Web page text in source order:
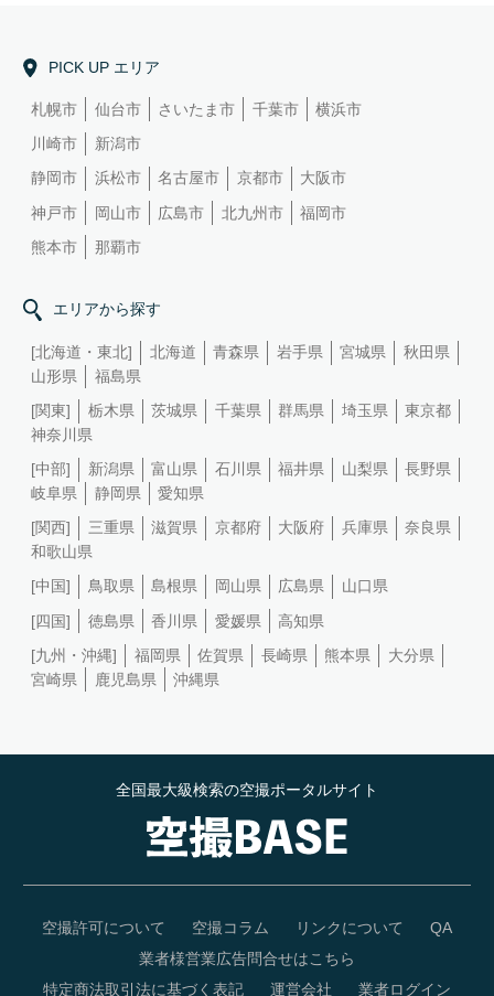
PICK UP エリア
札幌市 仙台市 さいたま市 千葉市
横浜市
川崎市
新潟市
静岡市
浜松市 名古屋市 京都市
大阪市
神戸市
岡山市 広島市 北九州市
福岡市
熊本市
那覇市
エリアから探す
[北海道・東北] 北海道 青森県 岩手県 宮城県
秋田県
山形県
福島県
[関東]
栃木県 茨城県 千葉県 群馬県 埼玉県
東京都
神奈川県
[中部]
新潟県 富山県 石川県 福井県 山梨県
長野県
岐阜県
静岡県
愛知県
[関西]
三重県 滋賀県 京都府 大阪府 兵庫県
奈良県
和歌山県
[中国]
鳥取県 島根県 岡山県 広島県
山口県
[四国]
徳島県 香川県 愛媛県
高知県
[九州・沖縄]
福岡県 佐賀県 長崎県 熊本県
大分県
宮崎県
鹿児島県 沖縄県
全国最大級検索の空撮ポータルサイト
空撮許可について 空撮コラム リンクについて
QA
業者様営業広告問合せはこちら
特定商法取引法に基づく表記
運営会社 業者ログイン